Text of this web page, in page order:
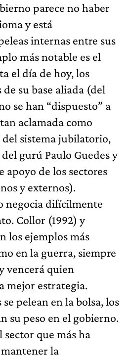
parece no haber
y está
internas entre sus
más notable es el
el día de hoy, los
su base aliada (del
se han “dispuesto” a
aclamada como
sistema jubilatorio,
gurú Paulo Guedes y
de los sectores
y externos).
negocia difícilmente
Collor (1992) y
los ejemplos más
en la guerra, siempre
vencerá quien
mejor estrategia.
pelean en la bolsa, los
su peso en el gobierno.
sector que más ha
la